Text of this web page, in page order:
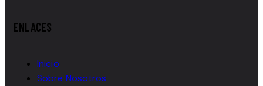
ENLACES
Inicio
Sobre Nosotros